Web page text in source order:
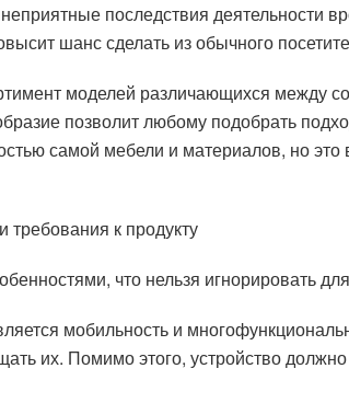
последствия деятельности
шанс сделать из обычного
моделей различающихся между
позволит любому подобрать
самой мебели и материалов, но
к продукту
что нельзя игнорировать
мобильность и
их. Помимо этого, устройство